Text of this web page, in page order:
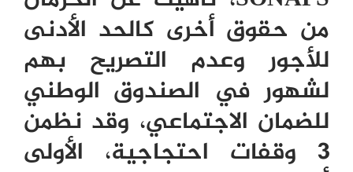
من حقوق أخرى كالحد الأدنى
للأجور وعدم التصريح بهم
لشهور في الصندوق الوطني
للضمان الاجتماعي، وقد نظمن
3 وقفات احتجاجية، الأولى